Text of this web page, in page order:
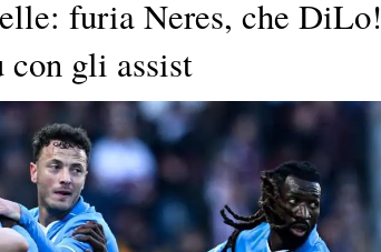
furia Neres, che DiLo!
gli assist